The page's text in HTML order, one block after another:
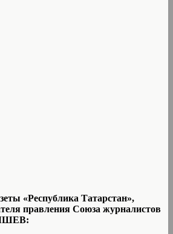
«Республика Татарстан»,
правления Союза журналистов